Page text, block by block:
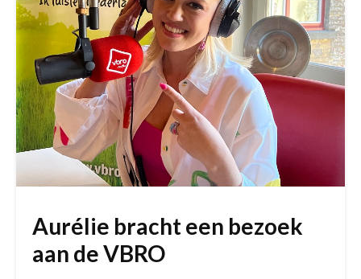
Aurélie bracht een bezoek
aan de VBRO